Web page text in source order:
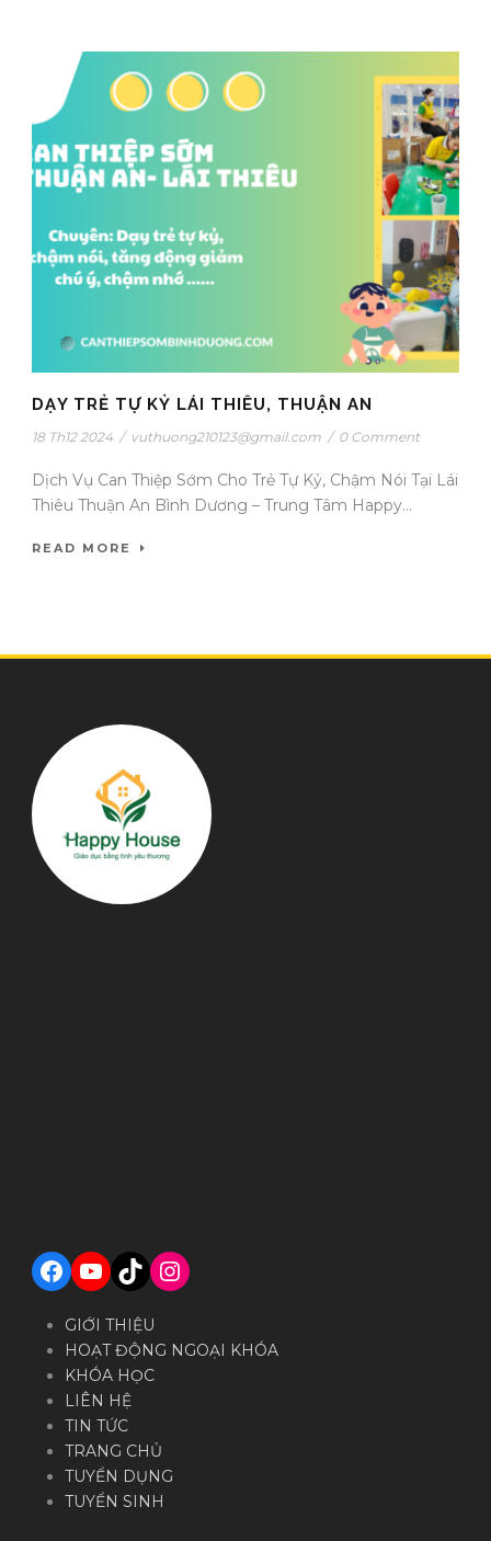
DẠY TRẺ TỰ KỶ LÁI THIÊU, THUẬN AN
18 Th12 2024 / vuthuong210123@gmail.com / 0 Comment
Dịch Vụ Can Thiệp Sớm Cho Trẻ Tự Kỷ, Chậm Nói Tại Lái
Thiêu Thuận An Bình Dương – Trung Tâm Happy...
READ MORE
Facebook YouTube TikTok Instagram
GIỚI THIỆU
HOẠT ĐỘNG NGOẠI KHÓA
KHÓA HỌC
LIÊN HỆ
TIN TỨC
TRANG CHỦ
TUYỂN DỤNG
TUYỂN SINH